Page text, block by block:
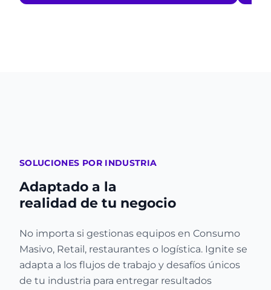
SOLUCIONES POR INDUSTRIA
Adaptado a la
realidad de tu negocio
No importa si gestionas equipos en Consumo
Masivo, Retail, restaurantes o logística. Ignite se
adapta a los flujos de trabajo y desafíos únicos
de tu industria para entregar resultados